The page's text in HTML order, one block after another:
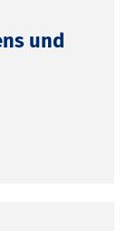
und